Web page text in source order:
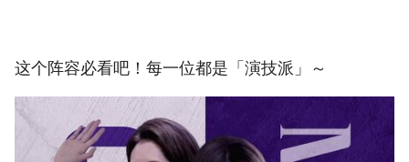
这个阵容必看吧！每一位都是「演技派」～